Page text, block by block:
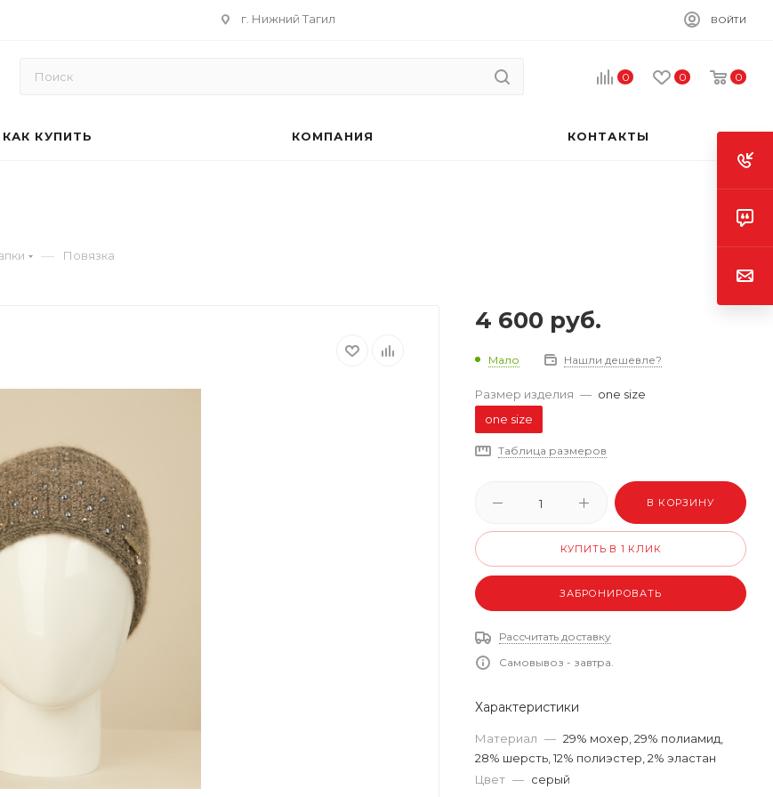
г. Нижний Тагил ВОЙТИ
0 0 0
КАК КУПИТЬ КОМПАНИЯ КОНТАКТЫ
— Повязка
4 600 руб.
Мало Нашли дешевле?
Размер изделия — one size
one size
Таблица размеров
В КОРЗИНУ
КУПИТЬ В 1 КЛИК
ЗАБРОНИРОВАТЬ
Рассчитать доставку
Самовывоз - завтра.
Характеристики
Материал — 29% мохер, 29% полиамид,
28% шерсть, 12% полиэстер, 2% эластан
Цвет — серый